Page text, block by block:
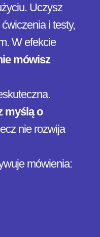
Uczysz
i testy,
W efekcie
mówisz
myślą o
nie rozwija
mówienia: